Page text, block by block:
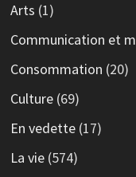
Arts (1)
Communication et
Consommation (20)
Culture(69)
En vedette(17)
La vie(574)